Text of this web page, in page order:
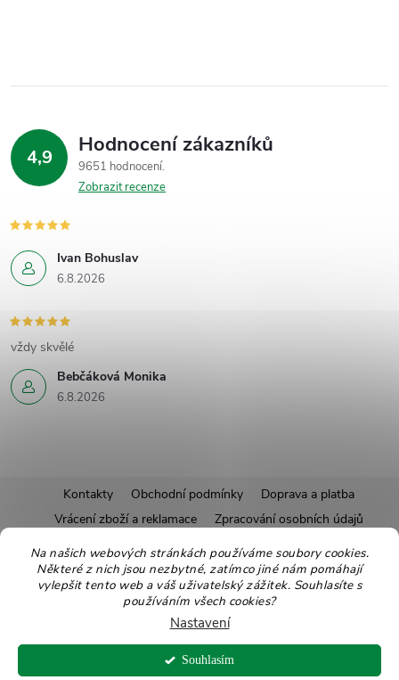
Na našich webových stránkách používáme soubory cookies.
Některé z nich jsou nezbytné, zatímco jiné nám pomáhají
vylepšit tento web a váš uživatelský zážitek. Souhlasíte s
používáním všech cookies?
Nastavení
Souhlasím
4,9 Hodnocení zákazníků
9651 hodnocení
Zobrazit recenze
Ivan Bohuslav
6.8.2026
Bebčáková Monika
6.8.2026
vždy skvělé
á
Kontakty Obchodní podmínky
Doprava a platba
Vrácení zboží a reklamace
Zpracování osobních údajů
Pravidla soutěží
Affiliate program
Recepty
Pro nové dodavatele
Ekologické balení Moje objednávka
Copyright 2026Zdravoslav. Všechna práva vyhrazena.Upravit nastavení
cookies